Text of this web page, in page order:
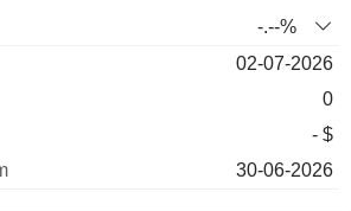
-.--%
02-07-2026
0
- $
30-06-2026